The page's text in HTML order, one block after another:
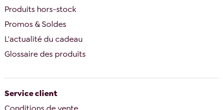
Produits hors-stock
Promos & Soldes
L'actualité du cadeau
Glossaire des produits
Service client